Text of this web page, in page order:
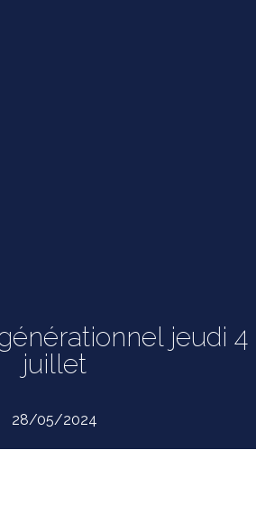
jeudi 4
juillet
28/05/2024